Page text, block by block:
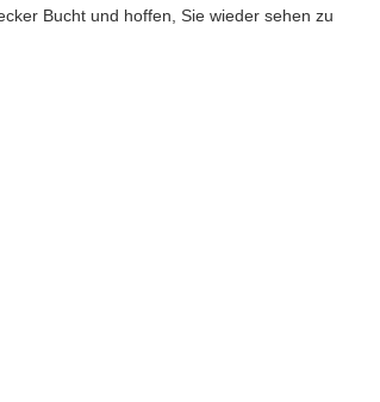
Bucht und hoffen, Sie wieder sehen zu